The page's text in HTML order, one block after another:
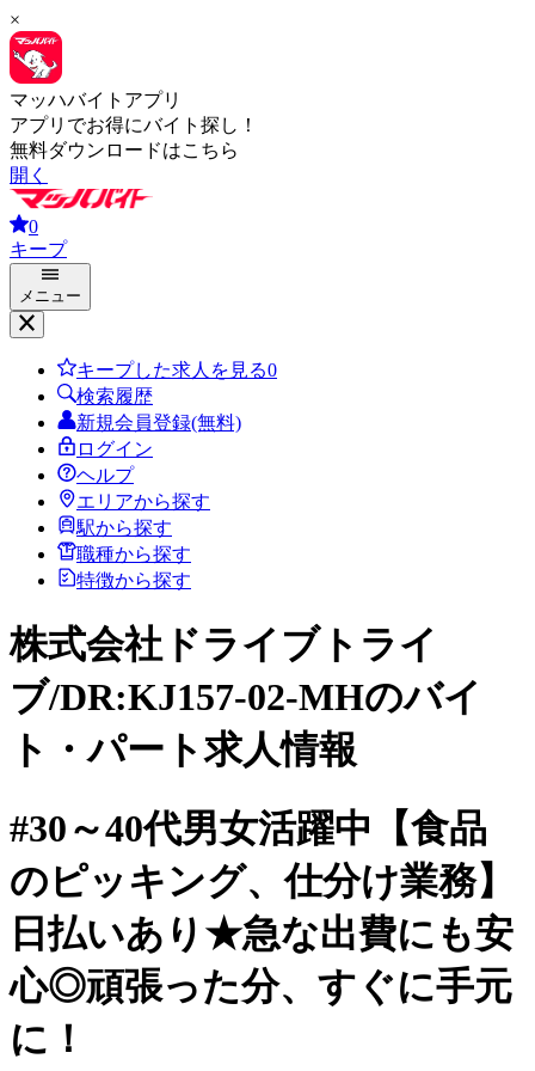
×
マッハバイトアプリ
アプリでお得にバイト探し！
無料ダウンロードはこちら
開く
0
キープ
メニュー
キープした求人を見る0
検索履歴
新規会員登録(無料)
ログイン
ヘルプ
エリアから探す
駅から探す
職種から探す
特徴から探す
株式会社ドライブトライ
ブ/DR:KJ157-02-MHのバイ
ト・パート求人情報
#30～40代男女活躍中【食品
のピッキング、仕分け業務】
日払いあり★急な出費にも安
心◎頑張った分、すぐに手元
に！